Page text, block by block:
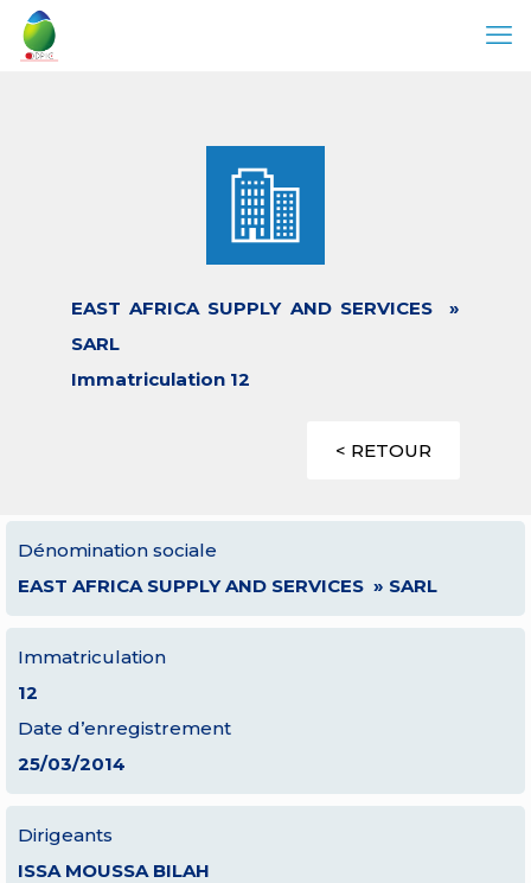
EAST AFRICA SUPPLY AND SERVICES »
SARL
Immatriculation 12
< RETOUR
Dénomination sociale
EAST AFRICA SUPPLY AND SERVICES » SARL
Immatriculation
12
Date d’enregistrement
25/03/2014
Dirigeants
ISSA MOUSSA BILAH